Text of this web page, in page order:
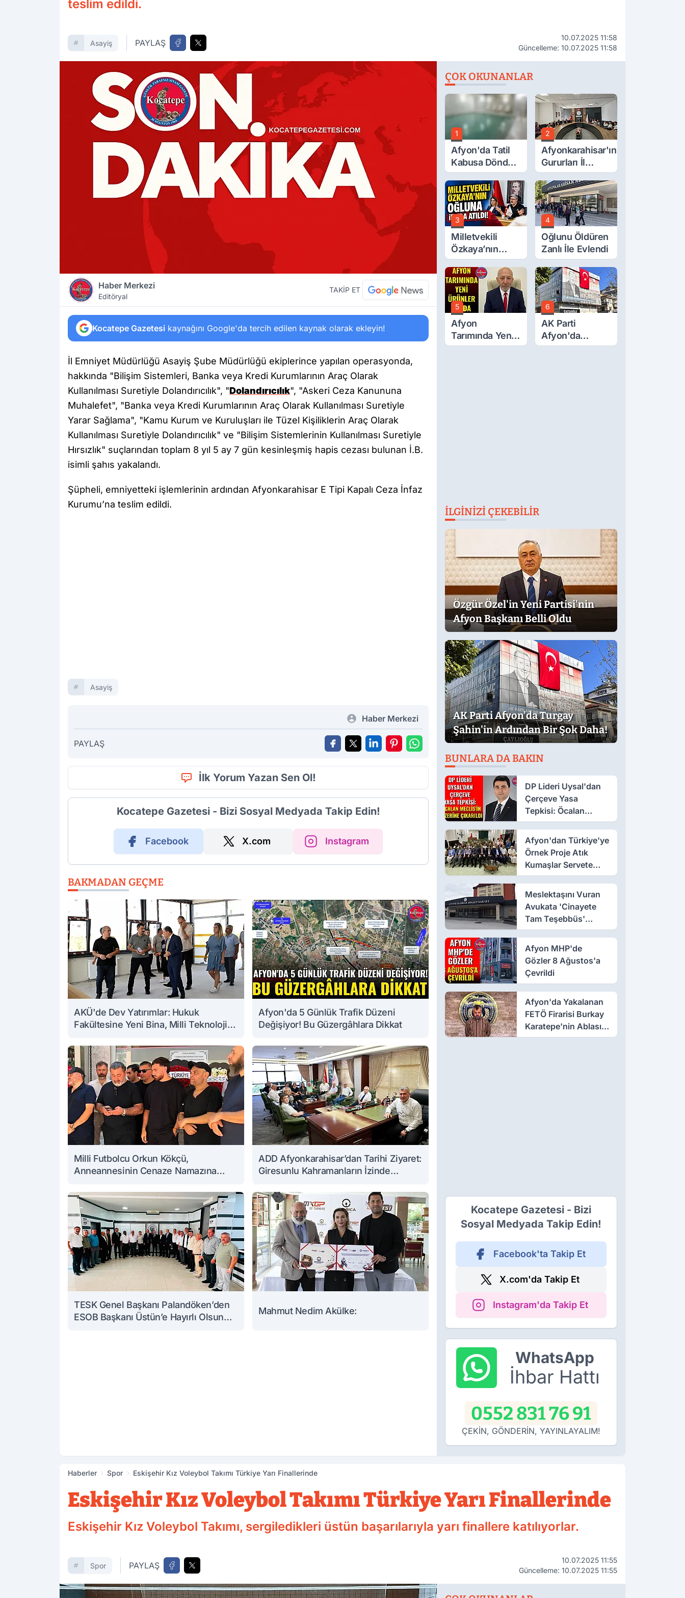
teslim edildi.
Asayiş PAYLAŞ
10.07.2025 11:58
Güncelleme: 10.07.2025 11:58
Haber Merkezi
Editöryal
TAKİP ET
Kocatepe Gazetesi kaynağını Google'da tercih edilen kaynak olarak ekleyin!
İl Emniyet Müdürlüğü Asayiş Şube Müdürlüğü ekiplerince yapılan operasyonda,
hakkında "Bilişim Sistemleri, Banka veya Kredi Kurumlarının Araç Olarak
Kullanılması Suretiyle Dolandırıcılık", "Dolandırıcılık", "Askeri Ceza Kanununa
Muhalefet", "Banka veya Kredi Kurumlarının Araç Olarak Kullanılması Suretiyle
Yarar Sağlama", "Kamu Kurum ve Kuruluşları ile Tüzel Kişiliklerin Araç Olarak
Kullanılması Suretiyle Dolandırıcılık" ve "Bilişim Sistemlerinin Kullanılması Suretiyle
Hırsızlık" suçlarından toplam 8 yıl 5 ay 7 gün kesinleşmiş hapis cezası bulunan İ.B.
isimli şahıs yakalandı.
Şüpheli, emniyetteki işlemlerinin ardından Afyonkarahisar E Tipi Kapalı Ceza İnfaz
Kurumu’na teslim edildi.
Asayiş
Haber Merkezi
PAYLAŞ
İlk Yorum Yazan Sen Ol!
Kocatepe Gazetesi - Bizi Sosyal Medyada Takip Edin!
Facebook X.com Instagram
BAKMADAN GEÇME
AKÜ'de Dev Yatırımlar: Hukuk
Fakültesine Yeni Bina, Milli Teknoloji
Afyon'da 5 Günlük Trafik Düzeni
Değişiyor! Bu Güzergâhlara Dikkat
Milli Futbolcu Orkun Kökçü,
Anneannesinin Cenaze Namazına
ADD Afyonkarahisar’dan Tarihi Ziyaret:
Giresunlu Kahramanların İzinde
TESK Genel Başkanı Palandöken’den
ESOB Başkanı Üstün’e Hayırlı Olsun
Mahmut Nedim Akülke:
ÇOK OKUNANLAR
1
Afyon'da Tatil
Kabusa Döndü,
Acı Son!
2
Afyonkarahisar'ın
Gururları İl
Müdürüyle
Buluştu
3
Milletvekili
Özkaya’nın
Oğluna İftira
Atıldı
4
Oğlunu Öldüren
Zanlı İle Evlendi
5
Afyon
Tarımında Yeni
Ürünler Yolda
6
AK Parti
Afyon'da
Turgay Şahin'in
İLGINIZI ÇEKEBILIR
Özgür Özel'in Yeni Partisi'nin
Afyon Başkanı Belli Oldu
AK Parti Afyon'da Turgay
Şahin'in Ardından Bir Şok Daha!
BUNLARA DA BAKIN
DP Lideri Uysal'dan
Çerçeve Yasa
Tepkisi: Öcalan
Meclis'in Üzerine
Çıkarıldı
Afyon'dan Türkiye'ye
Örnek Proje Atık
Kumaşlar Servete
Dönüştü!
Meslektaşını Vuran
Avukata 'Cinayete
Tam Teşebbüs'
Suçlaması
Afyon MHP'de
Gözler 8 Ağustos'a
Çevrildi
Afyon'da Yakalanan
FETÖ Firarisi Burkay
Karatepe'nin Ablası
Gözaltına Alındı
Kocatepe Gazetesi - Bizi
Sosyal Medyada Takip Edin!
Facebook'ta Takip Et
X.com'da Takip Et
Instagram'da Takip Et
WhatsApp
İhbar Hattı
0552 831 76 91
ÇEKİN, GÖNDERİN, YAYINLAYALIM!
Haberler Spor Eskişehir Kız Voleybol Takımı Türkiye Yarı Finallerinde
Eskişehir Kız Voleybol Takımı Türkiye Yarı Finallerinde
Eskişehir Kız Voleybol Takımı, sergiledikleri üstün başarılarıyla yarı finallere katılıyorlar.
Spor PAYLAŞ
10.07.2025 11:55
Güncelleme: 10.07.2025 11:55